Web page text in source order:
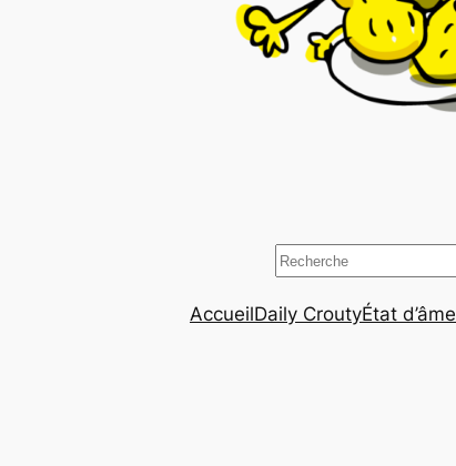
Rechercher
AccueilDaily CroutyÉtat d’âme